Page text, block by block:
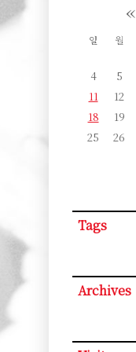
«
일 월
4
5
11
12
18
19
25
26
Tags
Archives